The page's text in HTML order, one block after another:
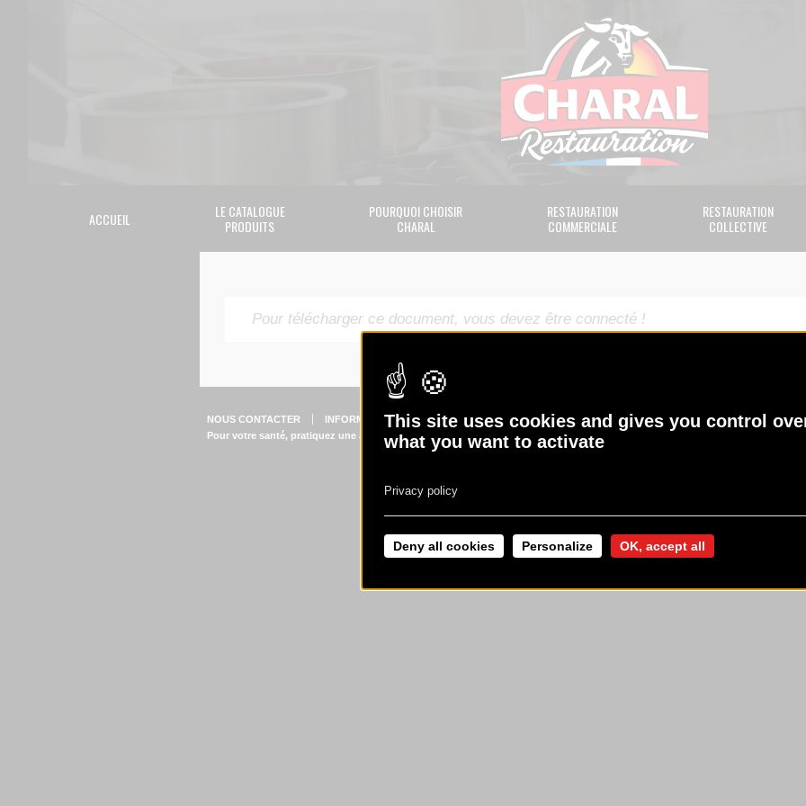
ACCUEIL
LE CATALOGUE
PRODUITS
POURQUOI CHOISIR
CHARAL
RESTAURATION
COMMERCIALE
RESTAURATION
COLLECTIVE
Pour télécharger ce document, vous devez être connecté !
NOUS CONTACTER
INFORMATIONS LÉGALES
Pour votre santé, pratiquez une activité physique régulière
www.mangerbouger.fr
This site uses cookies and gives you control
what you want to activate
OK, accept all
Deny all cookies Personalize
Privacy policy